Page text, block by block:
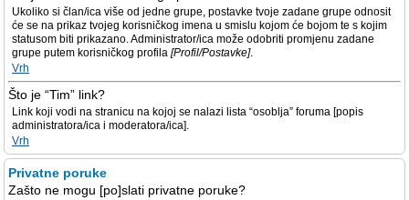
Ukoliko si član/ica više od jedne grupe, postavke tvoje zadane grupe odnosit
će se na prikaz tvojeg korisničkog imena u smislu kojom će bojom te s kojim
statusom biti prikazano. Administrator/ica može odobriti promjenu zadane
grupe putem korisničkog profila [Profil/Postavke].
Vrh
Što je “Tim” link?
Link koji vodi na stranicu na kojoj se nalazi lista “osoblja” foruma [popis
administratora/ica i moderatora/ica].
Vrh
Privatne poruke
Zašto ne mogu [po]slati privatne poruke?